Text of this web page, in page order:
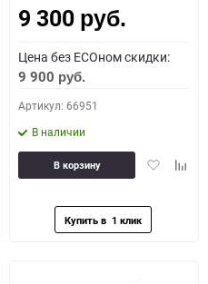
9 300 руб.
Цена без ECOном скидки:
9 900 руб.
Артикул: 66951
В наличии
Добавить
В корзину